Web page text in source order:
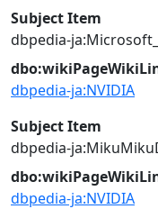
Subject Item
dbpedia-
dbpedia-ja:NVIDIA
Subject Item
dbpedia-
dbpedia-ja:NVIDIA